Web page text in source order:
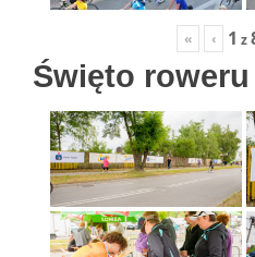
« ‹ 1 z
Święto roweru